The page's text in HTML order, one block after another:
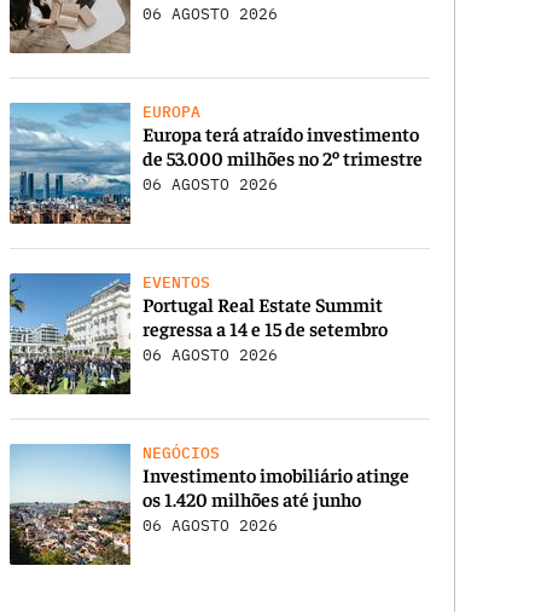
06 AGOSTO 2026
EUROPA
Europa terá atraído investimento
de 53.000 milhões no 2º trimestre
06 AGOSTO 2026
EVENTOS
Portugal Real Estate Summit
regressa a 14 e 15 de setembro
06 AGOSTO 2026
NEGÓCIOS
Investimento imobiliário atinge
os 1.420 milhões até junho
06 AGOSTO 2026